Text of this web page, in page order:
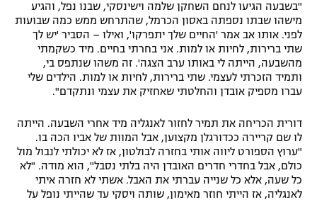
"בשבעה הגיעו לנחם השחקן שלמה וישינסקי, שבנו נפל, והגיע
מישהו שבתו נספתה באסון הכרמל, שהתרחש ממש כמה שבועות
לפני. אותו אב אמר 'החיים שלך יתפרקו', ואילו – הסביר 'יש לך
שתי ברירות, לחיות או למות. אני בחרתי בחיים. מיד כשקמתי
מהשבעה, הייתה לי באותו ערב הצגה'. זה משהו שנתפס בי,
ותמיד הזכרתי לעצמי. שתי ברירות, לחיות או למות. הילדים שלי
עברו מספיק אובדן והחלטתי שאחזיק את עצמי ונתקדם".
דורית הכריחה את תמיר לחזור לאנגליה מיד אחרי השבעה. הייתה
לו שם קריירה ככדורגלן מקצוען, אבל המוות של אביו הכה בו.
"ערוץ הספורט ליווה אותי בחזרה לבולטון, אז לא יכולתי לנבול מול
כולם, אבל בחדרי חדרים האובדן היה בלתי נסבל", הוא מודה. "לא
כל שעה, אלא כל שנייה עברתי את האבל. אשתי לא חזרה איתי
לאנגליה, אז הייתי חוזר מאימון, שותה ויסקי עד שהייתי נופל על